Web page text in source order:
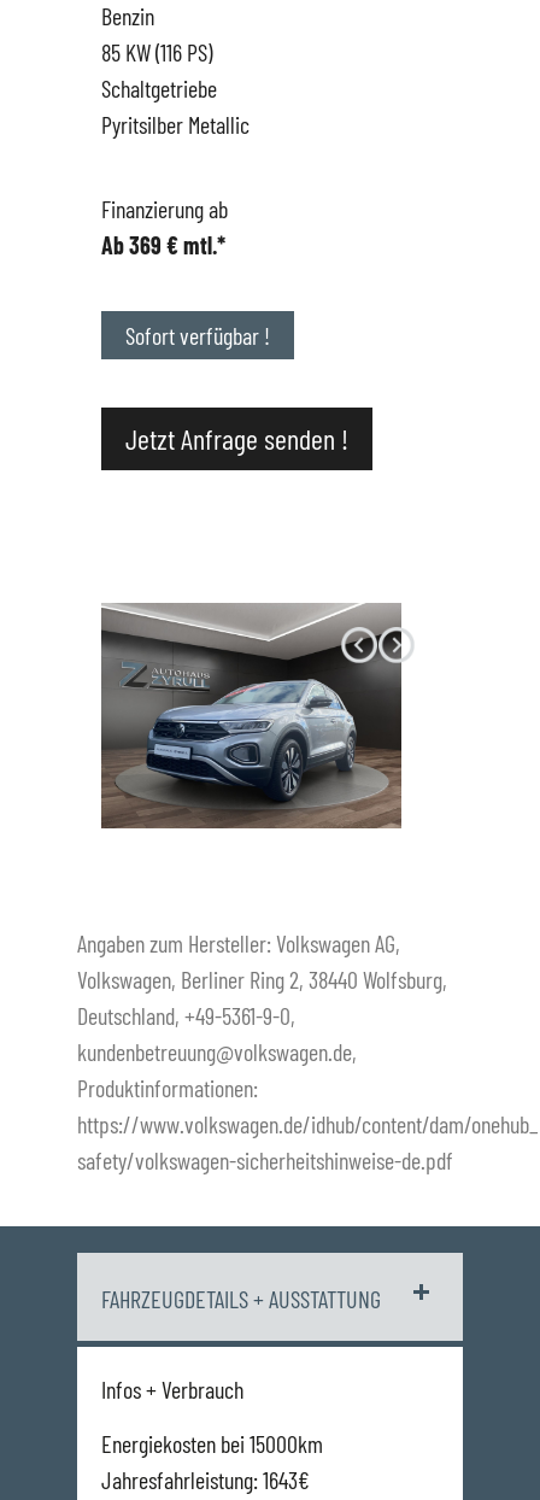
VW
VW Nutzfahrzeugservice
News
Unternehmen
Karriere
Impressum
Benzin
85 KW (116 PS)
Schaltgetriebe
Pyritsilber Metallic
Finanzierung ab
Ab 369 € mtl.*
Sofort verfügbar !
Jetzt Anfrage senden !
Angaben zum Hersteller: Volkswagen AG,
Volkswagen, Berliner Ring 2, 38440 Wolfsburg,
Deutschland, +49-5361-9-0,
kundenbetreuung@volkswagen.de,
Produktinformationen:
https://www.volkswagen.de/idhub/content/dam/
safety/volkswagen-sicherheitshinweise-de.pdf
FAHRZEUGDETAILS + AUSSTATTUNG
Infos + Verbrauch
Energiekosten bei 15000km
Jahresfahrleistung: 1643€